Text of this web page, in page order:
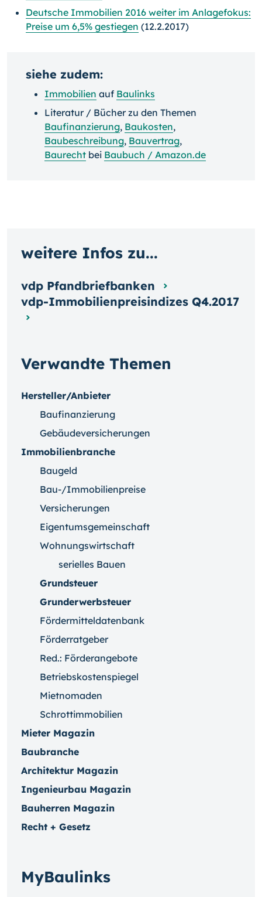
Deutsche Immobilien 2016 weiter im Anlagefokus:
Preise um 6,5% gestiegen (12.2.2017)
siehe zudem:
Immobilien auf Baulinks
Literatur / Bücher zu den Themen
Baufinanzierung, Baukosten,
Baubeschreibung, Bauvertrag,
Baurecht bei Baubuch / Amazon.de
Verwandte Themen
Hersteller/Anbieter
Baufinanzierung
Gebäudeversicherungen
Immobilienbranche
Baugeld
Bau-/Immobilienpreise
Versicherungen
Eigentumsgemeinschaft
Wohnungswirtschaft
serielles Bauen
Grundsteuer
Grunderwerbsteuer
Fördermitteldatenbank
Förderratgeber
Red.: Förderangebote
Betriebskostenspiegel
Mietnomaden
Schrottimmobilien
Mieter Magazin
Baubranche
Architektur Magazin
Ingenieurbau Magazin
Bauherren Magazin
Recht + Gesetz
MyBaulinks
weitere Infos zu...
vdp Pfandbriefbanken
vdp-Immobilienpreisindizes Q4.2017